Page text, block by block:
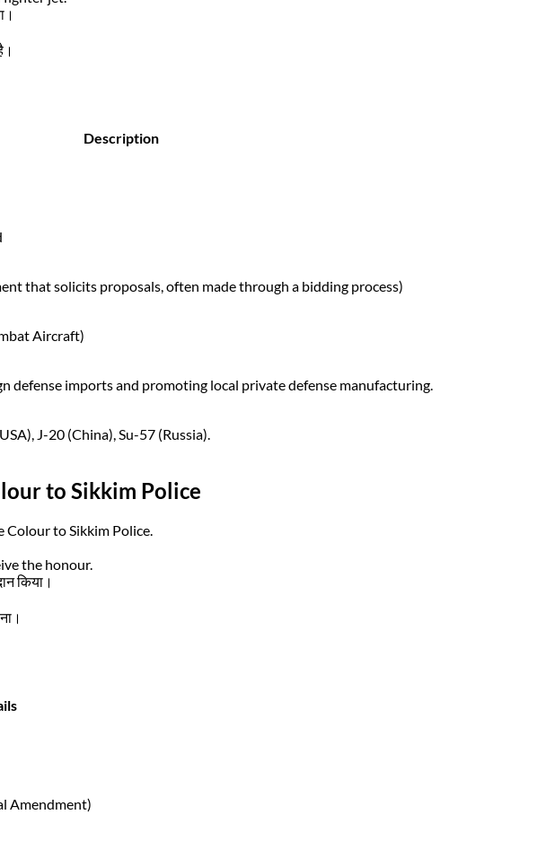
Description
that solicits proposals, often made through a bidding process)
Aircraft)
defense imports and promoting local private defense manufacturing.
J-20 (China), Su-57 (Russia).
to Sikkim Police
to Sikkim Police.
the honour.
किया।
Amendment)